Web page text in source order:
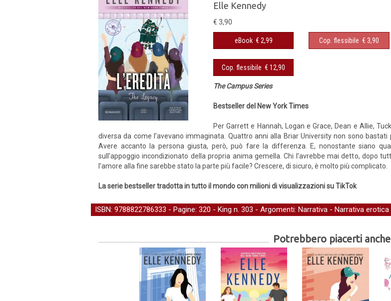
Elle Kennedy
€ 3,90
eBook € 2,99 Cop. flessibile € 3,90
Cop. flessibile € 12,90
The Campus Series
Bestseller del New York Times
Per Garrett e Hannah, Logan e Grace, Dean e Allie,
diversa da come l’avevano immaginata. Quattro anni alla Briar University non sono
Avere accanto la persona giusta, però, può fare la differenza. E, nonostante siano
sull’appoggio incondizionato della propria anima gemella. Chi l’avrebbe mai detto, dopo
l’amore alla fine sarebbe stato la parte più facile? Crescere, di sicuro, è molto più complicato.
La serie bestseller tradotta in tutto il mondo con milioni di visualizzazioni su TikTok
ISBN: 9788822786333 - Pagine: 320 - King n. 303 - Argomenti: Narrativa - Narrativa erotica
Potrebbero piacerti